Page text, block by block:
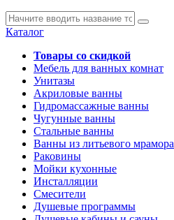
Каталог
Товары со скидкой
Мебель для ванных комнат
Унитазы
Акриловые ванны
Гидромассажные ванны
Чугунные ванны
Стальные ванны
Ванны из литьевого мрамора
Раковины
Мойки кухонные
Инсталляции
Смесители
Душевые программы